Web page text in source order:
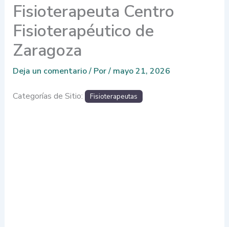
Fisioterapeuta Centro
Fisioterapéutico de
Zaragoza
Deja un comentario/ Por/ mayo 21, 2026
Categorías de Sitio: Fisioterapeutas